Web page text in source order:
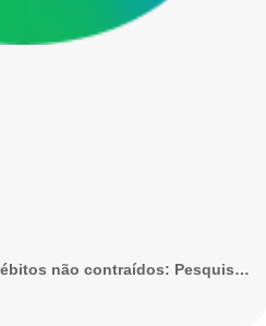
🔎 Responsabilização por débitos não contraídos: Pesquisa Google